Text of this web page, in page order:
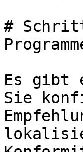
#
Es gibt
Sie